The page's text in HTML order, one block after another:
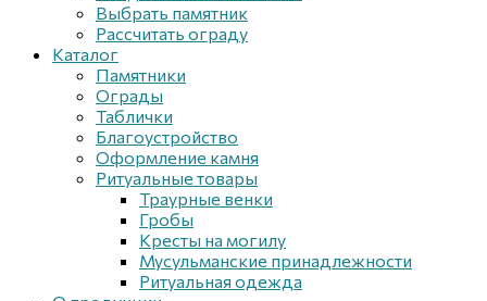
Выбрать памятник
Рассчитать ограду
Каталог
Памятники
Ограды
Таблички
Благоустройствo
Оформление камня
Ритуальные товары
Траурные венки
Гробы
Кресты на могилу
Мусульманские принадлежности
Ритуальная одежда